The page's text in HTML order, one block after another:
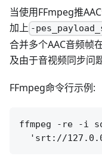
当使用FFmpeg推
加上 -
合并多个AAC音频帧
及由于音视频同步问
FFmpeg命令行示例:
ffmpeg -re -i